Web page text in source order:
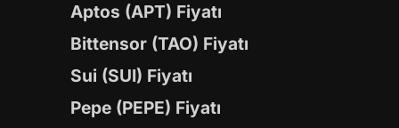
Aptos (APT) Fiyatı
Bittensor (TAO) Fiyatı
Sui (SUI) Fiyatı
Pepe (PEPE) Fiyatı